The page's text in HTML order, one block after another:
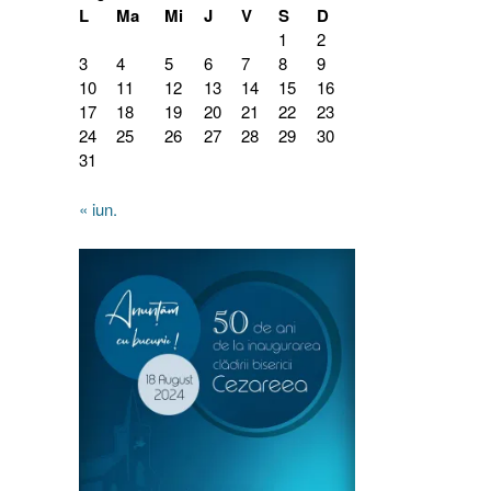
L Ma Mi J V S D
1
2
3
4 5 6 7 8
9
10
11 12 13 14 15
16
17
18 19 20 21 22
23
24
25 26 27 28 29
30
31
« iun.